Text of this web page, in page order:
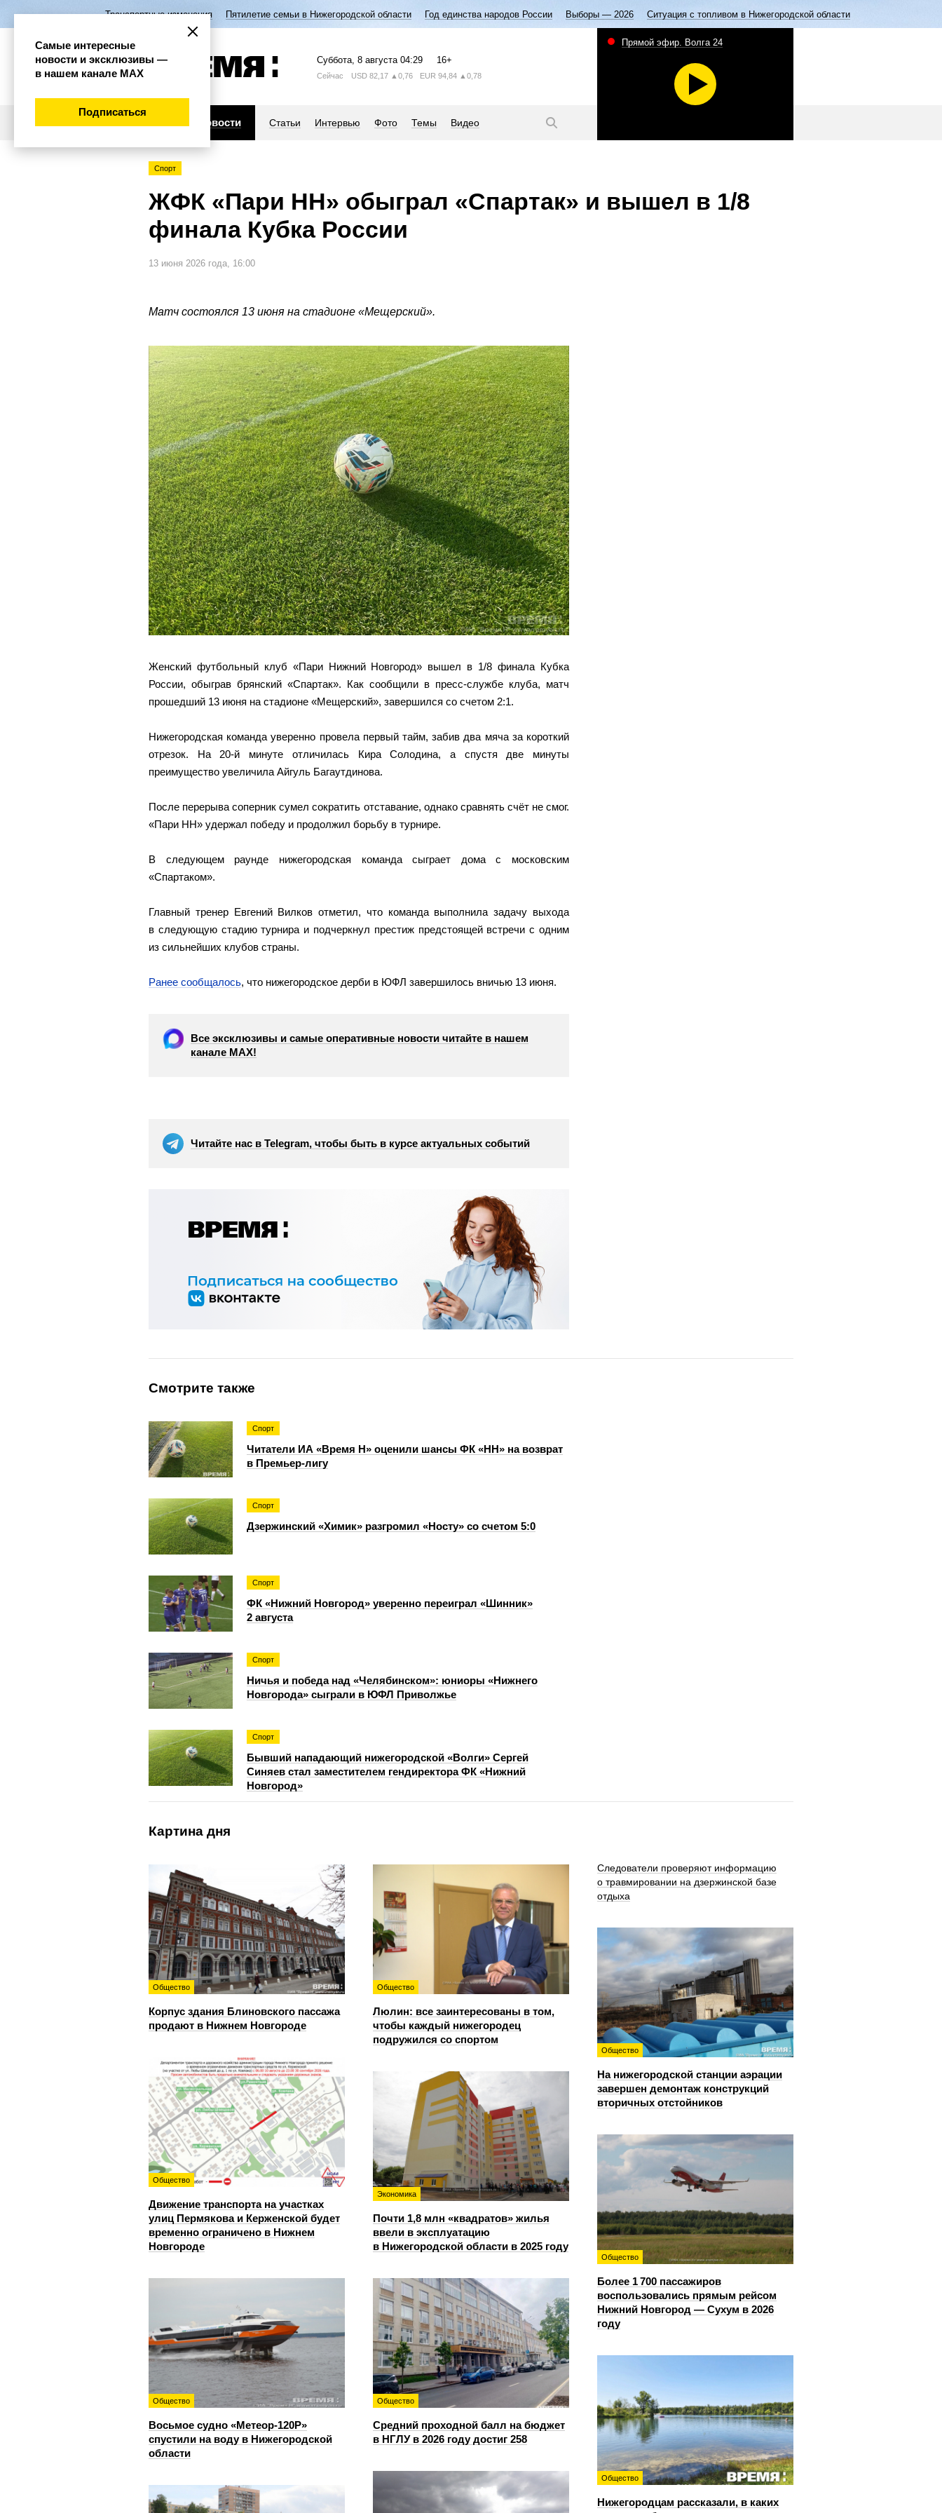
Транспортные изменения Пятилетие семьи в Нижегородской области Год единства народов России Выборы — 2026 Ситуация с топливом в Нижегородской области
Суббота, 8 августа 04:29 16+
Сейчас USD 82,17 ▲0,76 EUR 94,84 ▲0,78
Новости Статьи Интервью Фото Темы Видео
Прямой эфир. Волга 24
Спорт
ЖФК «Пари НН» обыграл «Спартак» и вышел в 1/8
финала Кубка России
13 июня 2026 года, 16:00
Матч состоялся 13 июня на стадионе «Мещерский».
Женский футбольный клуб «Пари Нижний Новгород» вышел в 1/8 финала Кубка
России, обыграв брянский «Спартак». Как сообщили в пресс-службе клуба, матч
прошедший 13 июня на стадионе «Мещерский», завершился со счетом 2:1.
Нижегородская команда уверенно провела первый тайм, забив два мяча за короткий
отрезок. На 20-й минуте отличилась Кира Солодина, а спустя две минуты
преимущество увеличила Айгуль Багаутдинова.
После перерыва соперник сумел сократить отставание, однако сравнять счёт не смог.
«Пари НН» удержал победу и продолжил борьбу в турнире.
В следующем раунде нижегородская команда сыграет дома с московским
«Спартаком».
Главный тренер Евгений Вилков отметил, что команда выполнила задачу выхода
в следующую стадию турнира и подчеркнул престиж предстоящей встречи с одним
из сильнейших клубов страны.
Ранее сообщалось, что нижегородское дерби в ЮФЛ завершилось вничью 13 июня.
Все эксклюзивы и самые оперативные новости читайте в нашем
канале МАХ!
Читайте нас в Telegram, чтобы быть в курсе актуальных событий
Смотрите также
Спорт
Читатели ИА «Время Н» оценили шансы ФК «НН» на возврат
в Премьер-лигу
Спорт
Дзержинский «Химик» разгромил «Носту» со счетом 5:0
Спорт
ФК «Нижний Новгород» уверенно переиграл «Шинник»
2 августа
Спорт
Ничья и победа над «Челябинском»: юниоры «Нижнего
Новгорода» сыграли в ЮФЛ Приволжье
Спорт
Бывший нападающий нижегородской «Волги» Сергей
Синяев стал заместителем гендиректора ФК «Нижний
Новгород»
Картина дня
Общество
Корпус здания Блиновского пассажа
продают в Нижнем Новгороде
Общество
Люлин: все заинтересованы в том,
чтобы каждый нижегородец
подружился со спортом
Следователи проверяют информацию
о травмировании на дзержинской базе
отдыха
Общество
На нижегородской станции аэрации
завершен демонтаж конструкций
вторичных отстойников
Общество
Движение транспорта на участках
улиц Пермякова и Керженской будет
временно ограничено в Нижнем
Новгороде
Экономика
Почти 1,8 млн «квадратов» жилья
ввели в эксплуатацию
в Нижегородской области в 2025 году
Общество
Более 1 700 пассажиров
воспользовались прямым рейсом
Нижний Новгород — Сухум в 2026
году
Общество
Восьмое судно «Метеор-120Р»
спустили на воду в Нижегородской
области
Общество
Средний проходной балл на бюджет
в НГЛУ в 2026 году достиг 258
Общество
Нижегородцам рассказали, в каких
Самые интересные
новости и эксклюзивы —
в нашем канале МАХ
Подписаться